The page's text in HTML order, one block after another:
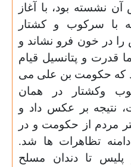
آن نشسته بود، با آغاز
با سرکوب و کشتار
را در خون فرو نشاند و
قدرت و پتانسیل قیام
که حکومت بن علی می
وکشتار در همان
نتیجه بر عکس داد و
مردم از حکومت و در
تظاهرات ها شد.
پلیس تا دندان مسلح